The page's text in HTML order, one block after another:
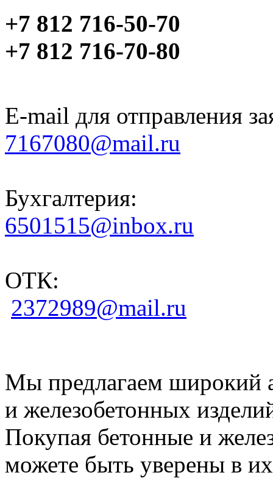
+7 812 716-50-70
+7 812 716-70-80
E-mail для отправления
7167080@mail.ru
Бухгалтерия:
6501515@inbox.ru
ОТК:
2372989@mail.ru
Мы предлагаем широкий
и железобетонных
Покупая бетонные и
можете быть уверены в их